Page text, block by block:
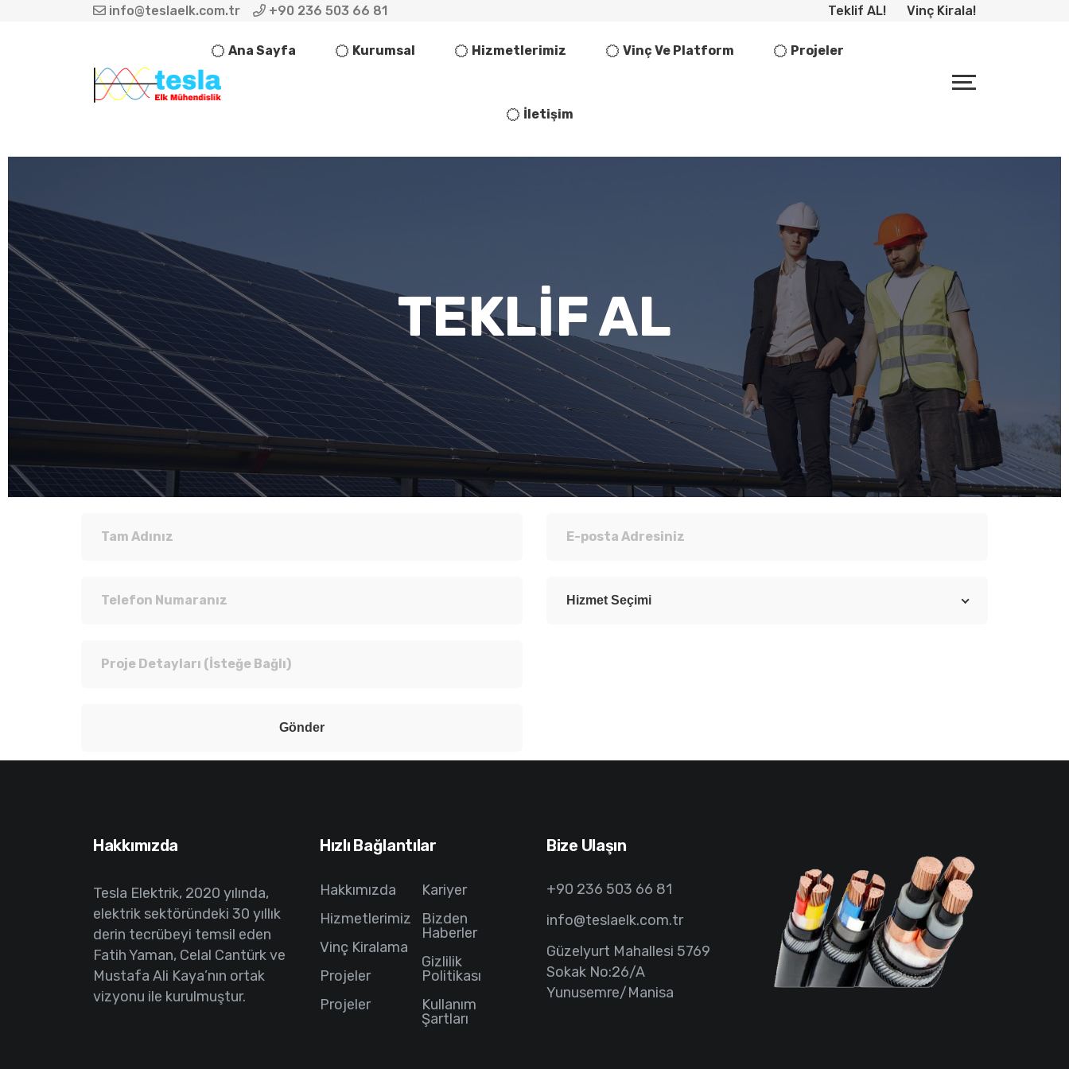
info@teslaelk.com.tr +90 236 503 66 81 Teklif AL! Vinç Kirala!
Ana Sayfa Kurumsal Hizmetlerimiz Vinç Ve Platform Projeler
İletişim
TEKLIF AL
Hizmet Seçimi
Hakkımızda
Tesla Elektrik, 2020 yılında,
elektrik sektöründeki 30 yıllık
derin tecrübeyi temsil eden
Fatih Yaman, Celal Cantürk ve
Mustafa Ali Kaya’nın ortak
vizyonu ile kurulmuştur.
Hızlı Bağlantılar
Hakkımızda
Hizmetlerimiz
Vinç Kiralama
Projeler
Projeler
Kariyer
Bizden
Haberler
Gizlilik
Politikası
Kullanım
Şartları
Bize Ulaşın
+90 236 503 66 81
info@teslaelk.com.tr
Güzelyurt Mahallesi 5769
Sokak No:26/A
Yunusemre/Manisa